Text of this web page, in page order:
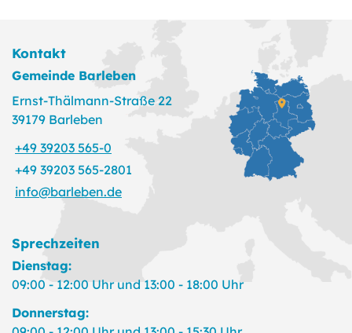
Kontakt
Gemeinde Barleben
Ernst-Thälmann-Straße 22
39179 Barleben
+49 39203 565-0
+49 39203 565-2801
info@barleben.de
Sprechzeiten
Dienstag:
09:00 - 12:00 Uhr und 13:00 - 18:00 Uhr
Donnerstag: